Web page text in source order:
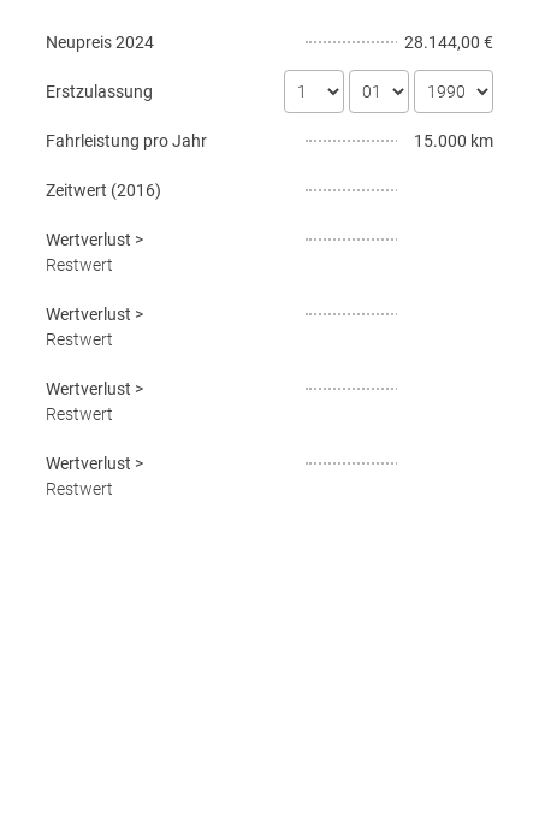
Neupreis2024 28.144,00 €
Erstzulassung
Fahrleistung pro Jahr 15.000 km
Zeitwert (2016)
Wertverlust >
Restwert
Wertverlust >
Restwert
Wertverlust >
Restwert
Wertverlust >
Restwert